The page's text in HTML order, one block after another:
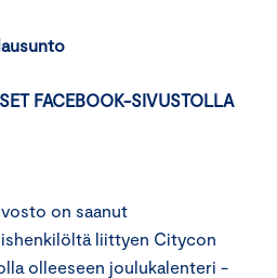
FACEBOOK-SIVUSTOLLA
on saanut
liittyen Citycon
olleeseen joulukalenteri -